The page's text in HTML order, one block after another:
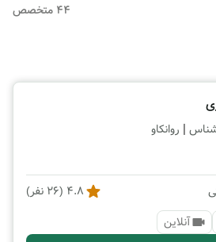
44 متخصص
| روانکاو
4.8
(
26 نفر)
آنلاین